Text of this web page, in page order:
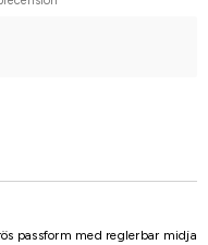
passform med reglerbar midja